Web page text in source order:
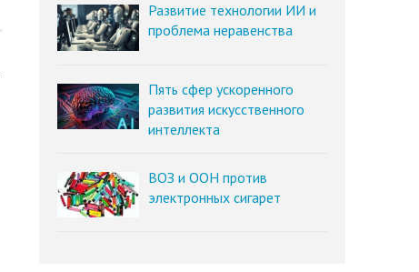
Развитие технологии ИИ и
проблема неравенства
Пять сфер ускоренного
развития искусственного
интеллекта
ВОЗ и ООН против
электронных сигарет